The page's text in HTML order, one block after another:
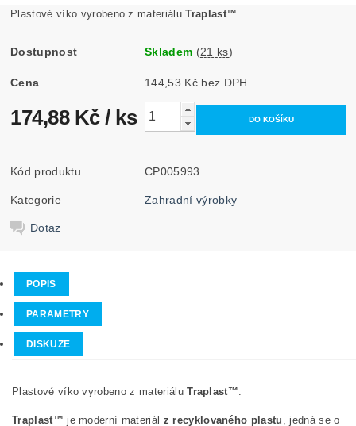
Plastové víko vyrobeno z materiáluTraplast™
Dostupnost Skladem (21 ks)
Cena 144,53 Kč bez DPH
174,88 Kč/ ks
Kód produktu CP005993
Kategorie Zahradní výrobky
Dotaz
POPIS
PARAMETRY
DISKUZE
Plastové víko vyrobeno z materiáluTraplast™.
Traplast™ je moderní materiál z recyklovaného plastu , jedná se o